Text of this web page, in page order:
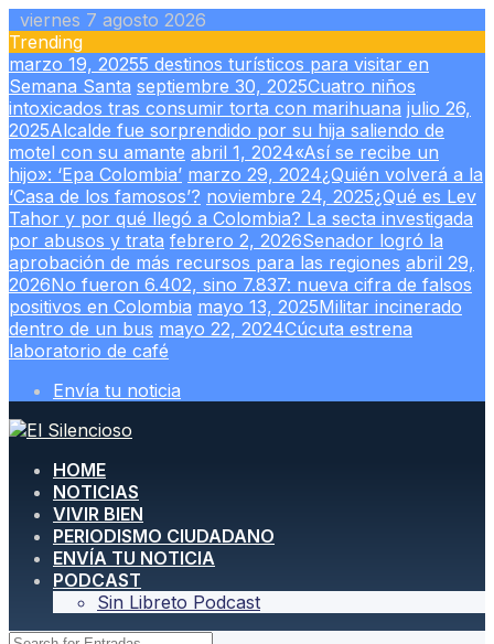
Skip
to
content
viernes 7 agosto 2026
Trending
marzo 19, 20255 destinos turísticos para visitar en
Semana Santa septiembre 30, 2025Cuatro niños
intoxicados tras consumir torta con marihuana julio 26,
2025Alcalde fue sorprendido por su hija saliendo de
motel con su amante abril 1, 2024«Así se recibe un
hijo»: ‘Epa Colombia’ marzo 29, 2024¿Quién volverá a la
‘Casa de los famosos’? noviembre 24, 2025¿Qué es Lev
Tahor y por qué llegó a Colombia? La secta investigada
por abusos y trata febrero 2, 2026Senador logró la
aprobación de más recursos para las regiones abril 29,
2026No fueron 6.402, sino 7.837: nueva cifra de falsos
positivos en Colombia mayo 13, 2025Militar incinerado
dentro de un bus mayo 22, 2024Cúcuta estrena
laboratorio de café
Envía tu noticia
HOME
NOTICIAS
VIVIR BIEN
PERIODISMO CIUDADANO
ENVÍA TU NOTICIA
PODCAST
Sin Libreto Podcast